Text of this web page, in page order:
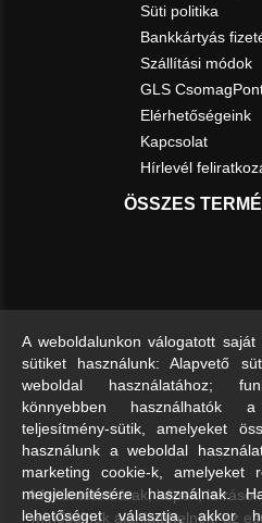
Süti politika
Bankkártyás
Szállítási módok
GLS
Elérhetőségeink
Kapcsolat
Hírlevél
ÖSSZES
A feltüntetett árak, képek,
minősülnek ajánlattételnek, az
A weboldalunkon válogatott
sütiket használunk: Alapvető
weboldal használatához;
könnyebben használhatók
teljesítmény-sütik, amelyeket
használunk a weboldal
marketing cookie-k, amelyeket
megjelenítésére használnak.
lehetőséget választja, akkor